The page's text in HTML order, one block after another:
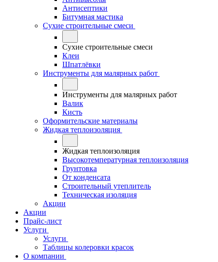
Антисептики
Битумная мастика
Сухие строительные смеси
Сухие строительные смеси
Клеи
Шпатлёвки
Инструменты для малярных работ
Инструменты для малярных работ
Валик
Кисть
Оформительские материалы
Жидкая теплоизоляция
Жидкая теплоизоляция
Высокотемпературная теплоизоляция
Грунтовка
От конденсата
Строительный утеплитель
Техническая изоляция
Акции
Акции
Прайс-лист
Услуги
Услуги
Таблицы колеровки красок
О компании